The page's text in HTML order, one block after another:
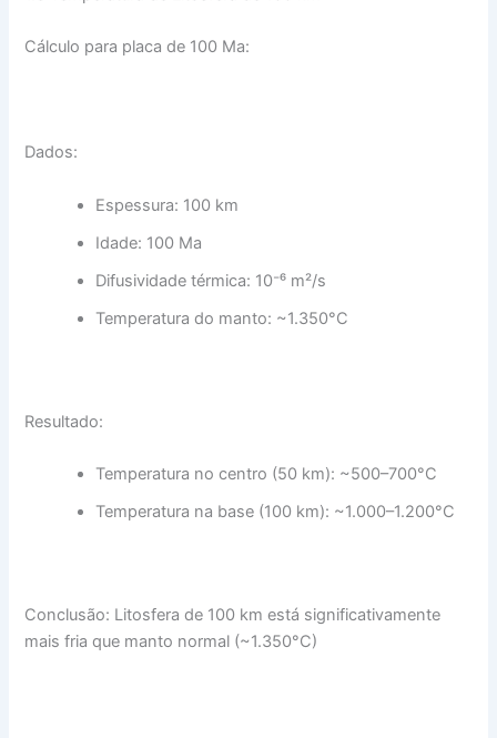
Cálculo para placa de 100 Ma:
Dados:
Espessura: 100 km
Idade: 100 Ma
Difusividade térmica: 10⁻⁶ m²/s
Temperatura do manto: ~1.350°C
Resultado:
Temperatura no centro (50 km): ~500–700°C
Temperatura na base (100 km): ~1.000–1.200°C
Conclusão: Litosfera de 100 km está significativamente
mais fria que manto normal (~1.350°C)